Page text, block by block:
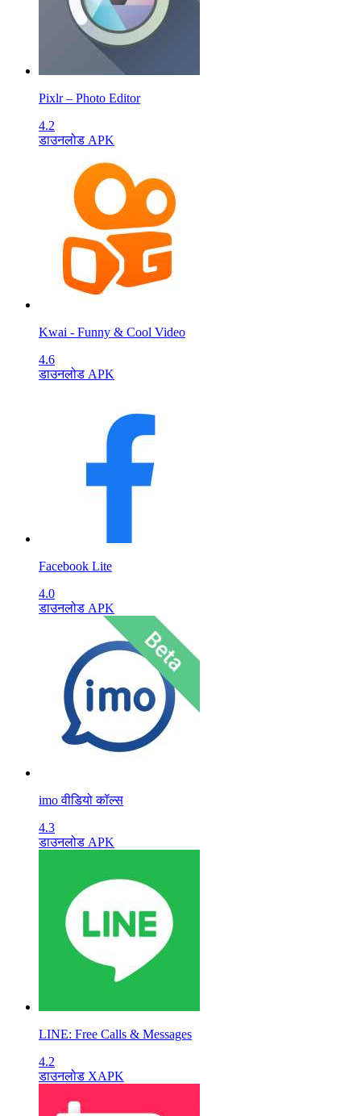
Pixlr – Photo Editor
4.2
डाउनलोड APK
Kwai - Funny & Cool Video
4.6
डाउनलोड APK
Facebook Lite
4.0
डाउनलोड APK
imo वीडियो कॉल्स
4.3
डाउनलोड APK
LINE: Free Calls & Messages
4.2
डाउनलोड XAPK